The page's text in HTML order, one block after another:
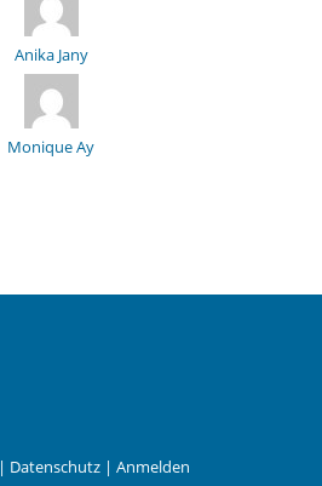
Anika Jany
Monique Ay
| Datenschutz | Anmelden